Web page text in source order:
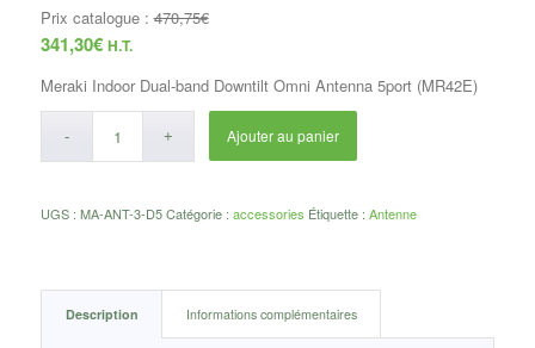
Prix catalogue :470,75€
341,30€ H.T.
Meraki Indoor Dual-band Downtilt Omni Antenna 5port (MR42E)
Ajouter au panier
UGS : MA-ANT-3-D5 Catégorie : accessories Étiquette : Antenne
Description Informations complémentaires